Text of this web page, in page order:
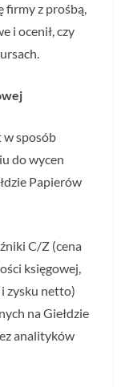
firmy z prośbą,
i ocenił, czy
w sposób
do wycen
Papierów
C/Z (cena
księgowej,
i zysku netto)
na Giełdzie
analityków